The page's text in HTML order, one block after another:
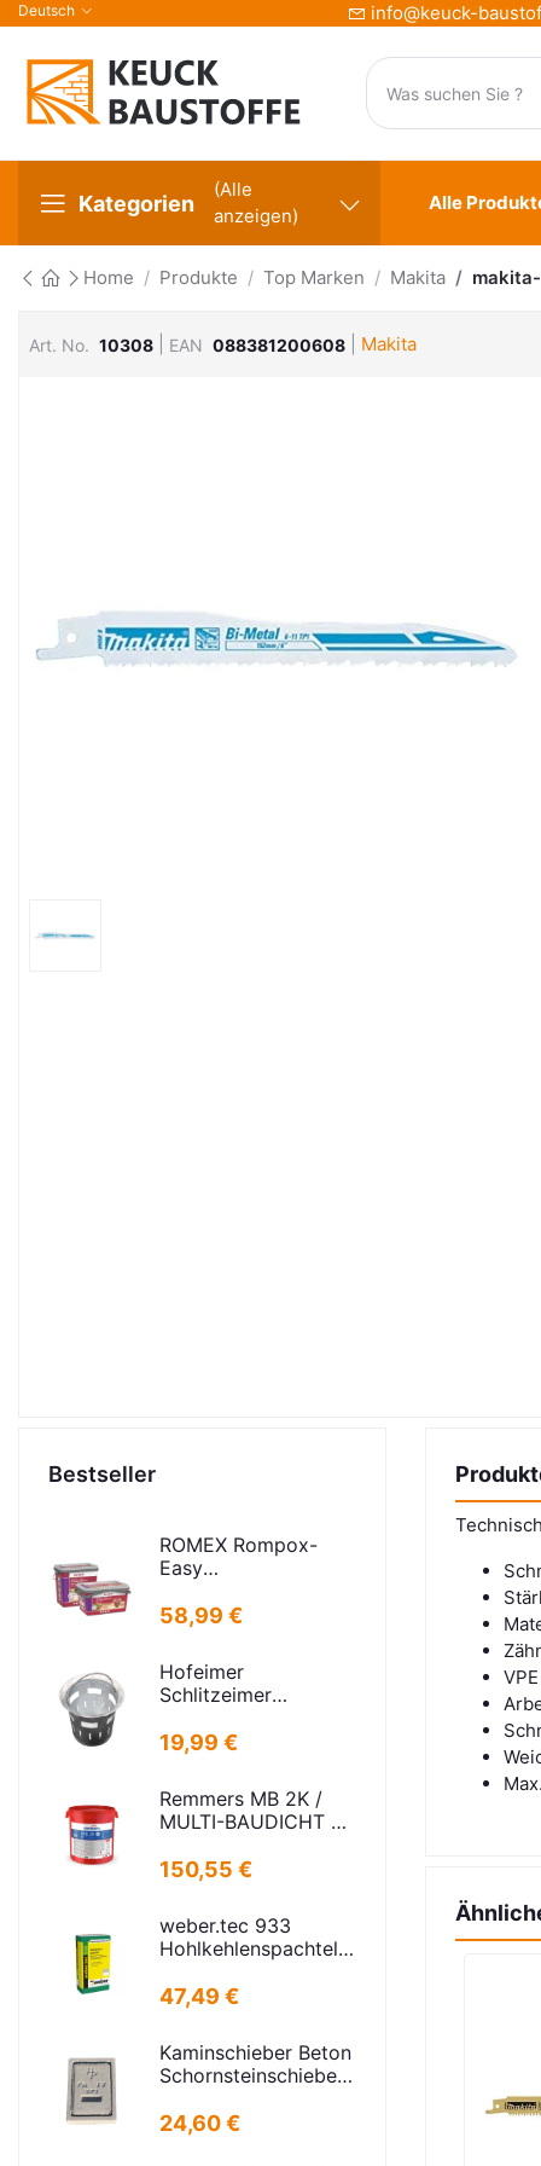
Deutsch info@keuck-
Kategorien
(Alle
anzeigen)
Alle
Home Produkte Top Marken Makita
Art. No. 10308 EAN 088381200608 Makita
Bestseller
ROMEX Rompox-
Easy
Sand-basalt 25kg
58,99 €
Hofeimer
Schlitzeimer
kurz
19,99 €
Remmers MB 2K /
MULTI-BAUDICHT 2K
150,55 €
weber.tec 933
Hohlkehlenspachtel
47,49 €
Kaminschieber Beton
Schornsteinschieber
Rahmenmaß:
21x30cm Deckel:
24,60 €